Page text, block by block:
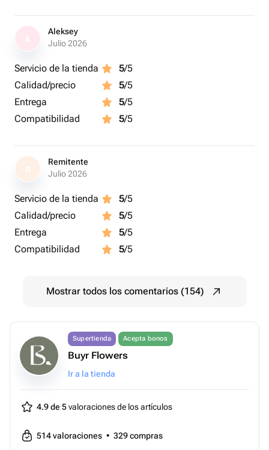
Aleksey
Julio 2026
Servicio de la tienda 5/5
Calidad/precio
5/5
Entrega
5/5
Compatibilidad
5/5
R
Remitente
Julio 2026
Servicio de la tienda 5/5
Calidad/precio
5/5
Entrega
5/5
Compatibilidad
5/5
Mostrar todos los comentarios (154)
Supertienda Acepta bonos
Buyr Flowers
Ir a la tienda
4.9 de 5valoraciones de los artículos
514valoraciones • 329compras